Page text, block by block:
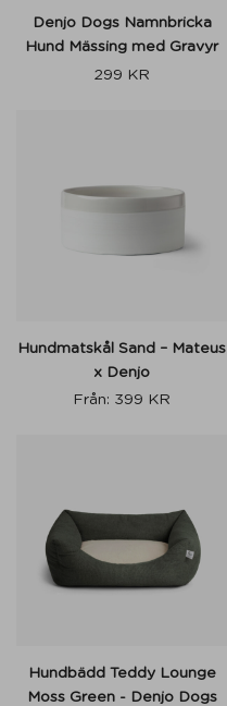
Denjo Dogs Namnbricka
Hund Mässing med Gravyr
299 KR
Hundmatskål Sand – Mateus
x Denjo
Från: 399 KR
Hundbädd Teddy Lounge
Moss Green - Denjo Dogs